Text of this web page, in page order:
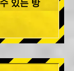
있는 방